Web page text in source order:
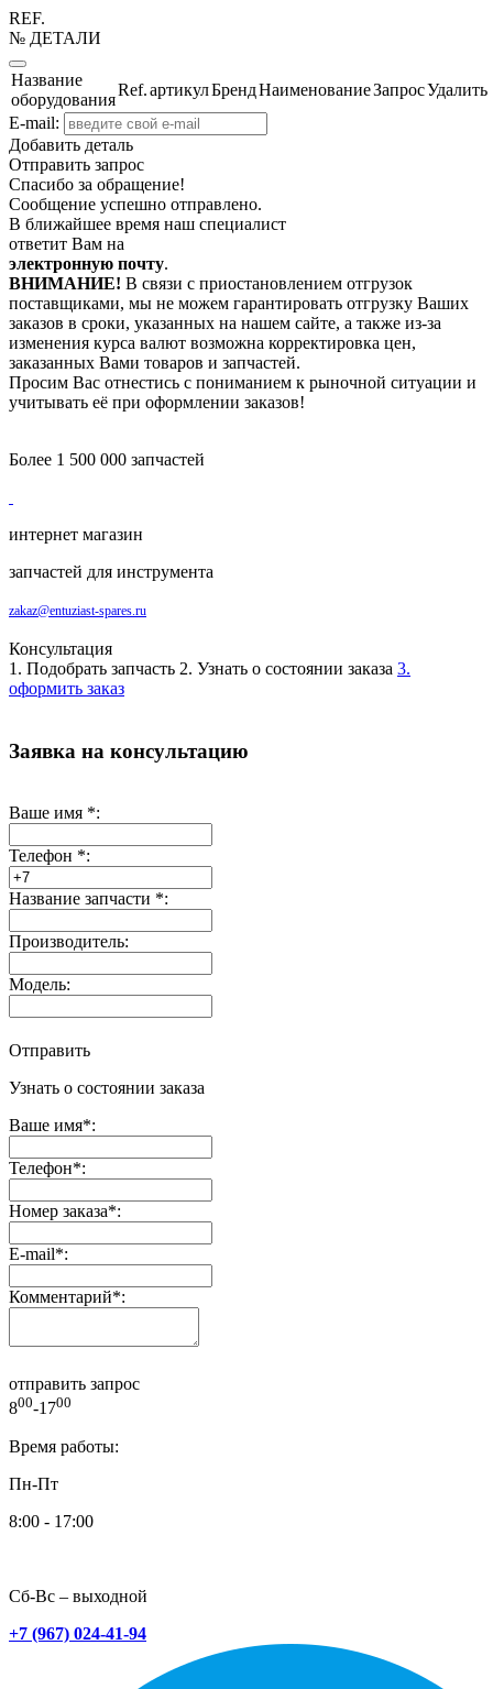
REF.
№ ДЕТАЛИ
Название
оборудования
Ref.артикулБрендНаименованиеЗапросУдалить
E-mail:
Добавить деталь
Отправить запрос
Спасибо за обращение!
Сообщение успешно отправлено.
В ближайшее время наш специалист
ответит Вам на
электронную почту.
ВНИМАНИЕ! В связи с приостановлением отгрузок
поставщиками, мы не можем гарантировать отгрузку Ваших
заказов в сроки, указанных на нашем сайте, а также из-за
изменения курса валют возможна корректировка цен,
заказанных Вами товаров и запчастей.
Просим Вас отнестись с пониманием к рыночной ситуации и
учитывать её при оформлении заказов!
Более 1 500 000 запчастей
интернет магазин
запчастей для инструмента
zakaz@entuziast-spares.ru
Консультация
1. Подобрать запчасть 2. Узнать о состоянии заказа 3.
оформить заказ
Заявка на консультацию
Ваше имя *:
Телефон *:
Название запчасти *:
Производитель:
Модель:
Отправить
Узнать о состоянии заказа
Ваше имя*:
Телефон*:
Номер заказа*:
E-mail*:
Комментарий*:
отправить запрос
800-1700
Время работы:
Пн-Пт
8:00 - 17:00
Сб-Вс – выходной
+7 (967) 024-41-94